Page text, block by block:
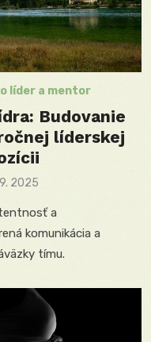
líder a mentor
Budovanie
líderskej
2025
a
komunikácia a
tímu.